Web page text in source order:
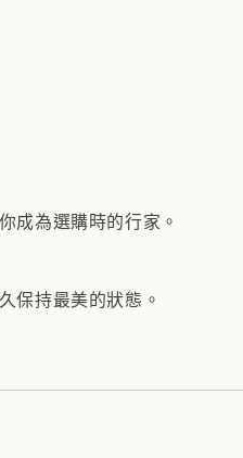
成為選購時的行家。
保持最美的狀態。